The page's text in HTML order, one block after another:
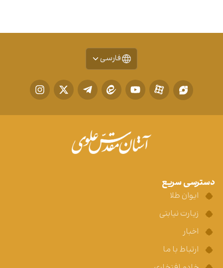
فارسی
دسترسی سریع
ایوان طلا
زیارت نیابتی
اخبار
ارتباط با ما